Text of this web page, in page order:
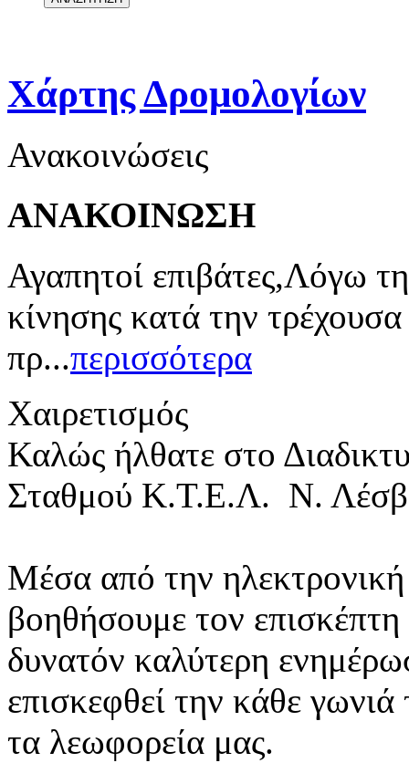
Χάρτης Δρομολογίων
Ανακοινώσεις
ΑΝΑΚΟΙΝΩΣΗ
Αγαπητοί επιβάτες,Λόγω
κίνησης κατά την
πρ...περισσότερα
Χαιρετισμός
Καλώς ήλθατε στο
Σταθμού Κ.Τ.Ε.Λ. Ν.
Μέσα από την ηλεκτρονική
βοηθήσουμε τον
δυνατόν καλύτερη
επισκεφθεί την κάθε
τα λεωφορεία μας.